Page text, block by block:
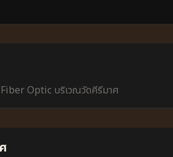
Optic บริเวณวัดคีรีมาศ